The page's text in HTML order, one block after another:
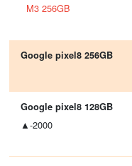
M3 256GB
Google pixel8 256GB
Google pixel8 128GB
▲-2000